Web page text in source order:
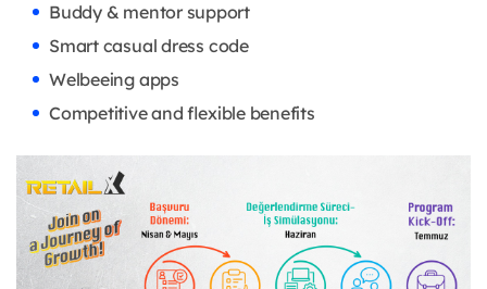
Buddy & mentor support
Smart casual dress code
Welbeeing apps
Competitive and flexible benefits